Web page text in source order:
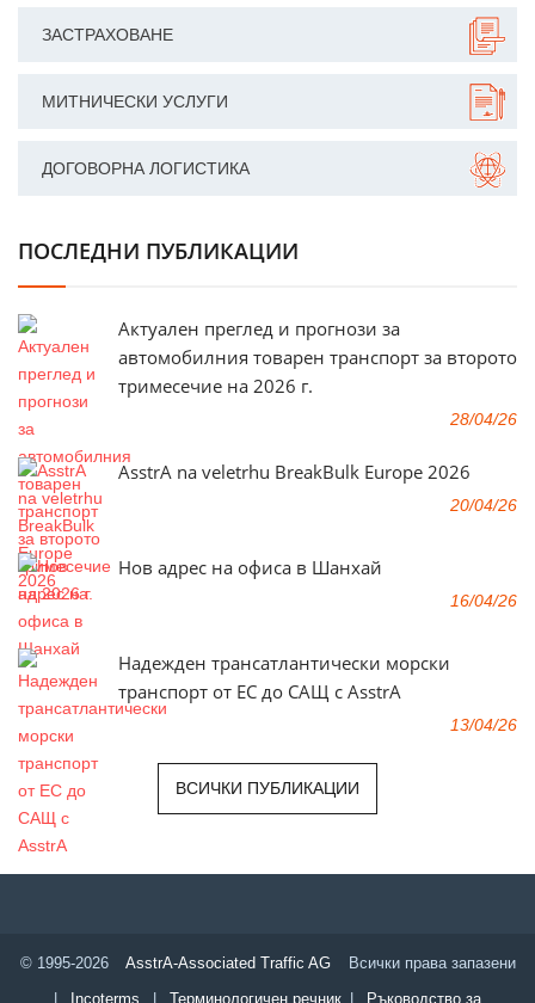
ЗАСТРАХОВАНЕ
МИТНИЧЕСКИ УСЛУГИ
ДОГОВОРНА ЛОГИСТИКА
ПОСЛЕДНИ ПУБЛИКАЦИИ
Актуален преглед и прогнози за
автомобилния товарен транспорт за второто
тримесечие на 2026 г.
28/04/26
AsstrA na veletrhu BreakBulk Europe 2026
20/04/26
Нов адрес на офиса в Шанхай
16/04/26
Надежден трансатлантически морски
транспорт от ЕС до САЩ с AsstrA
13/04/26
ВСИЧКИ ПУБЛИКАЦИИ
© 1995-2026 AsstrA-Associated Traffic AG
Всички права запазени
Incoterms Терминологичен речник Ръководство за